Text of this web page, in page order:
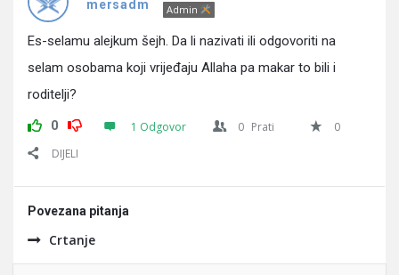
mersadm Admin
Es-selamu alejkum šejh. Da li nazivati ili odgovoriti na
selam osobama koji vrijeđaju Allaha pa makar to bili i
roditelji?
0
1 Odgovor 0 Prati
0
DIJELI
Povezana pitanja
Crtanje